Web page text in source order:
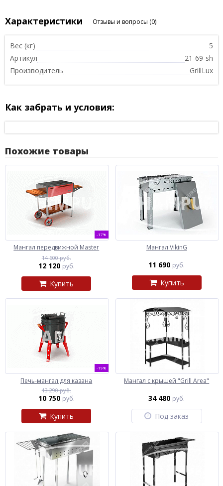
Характеристики Отзывы и вопросы (0)
Вес (кг)
5
Артикул
21-69-sh
Производитель
GrillLux
Как забрать и условия:
Похожие товары
-17%
Мангал передвижной Master
14 600 руб.
12 120 руб.
Купить
Мангал VikinG
11 690 руб.
Купить
-19%
Печь-мангал для казана
13 290 руб.
10 750 руб.
Купить
Мангал с крышей "Grill Area"
34 480 руб.
Под заказ